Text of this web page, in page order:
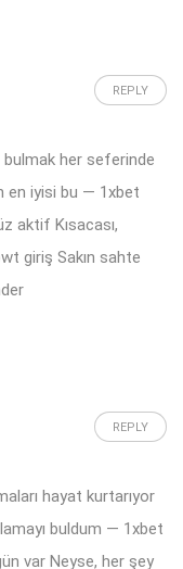
REPLY
her seferinde
en iyisi bu — 1xbet
aktif Kısacası,
giriş Sakın sahte
REPLY
hayat kurtarıyor
buldum — 1xbet
var Neyse, her şey